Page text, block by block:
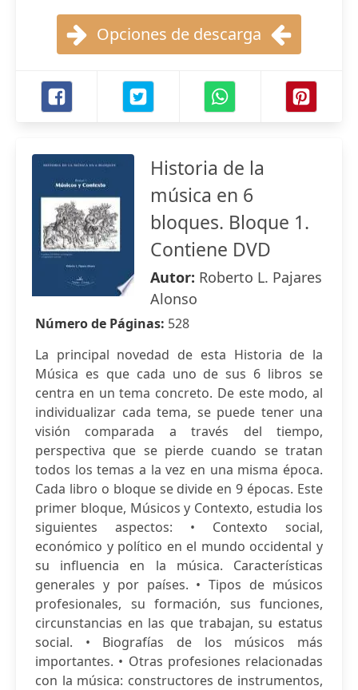
Opciones de descarga
Historia de la
música en 6
bloques. Bloque 1.
Contiene DVD
Autor: Roberto L. Pajares
Alonso
Número de Páginas: 528
La principal novedad de esta Historia de la
Música es que cada uno de sus 6 libros se
centra en un tema concreto. De este modo, al
individualizar cada tema, se puede tener una
visión comparada a través del tiempo,
perspectiva que se pierde cuando se tratan
todos los temas a la vez en una misma época.
Cada libro o bloque se divide en 9 épocas. Este
primer bloque, Músicos y Contexto, estudia los
siguientes aspectos: • Contexto social,
económico y político en el mundo occidental y
su influencia en la música. Características
generales y por países. • Tipos de músicos
profesionales, su formación, sus funciones,
circunstancias en las que trabajan, su estatus
social. • Biografías de los músicos más
importantes. • Otras profesiones relacionadas
con la música: constructores de instrumentos,